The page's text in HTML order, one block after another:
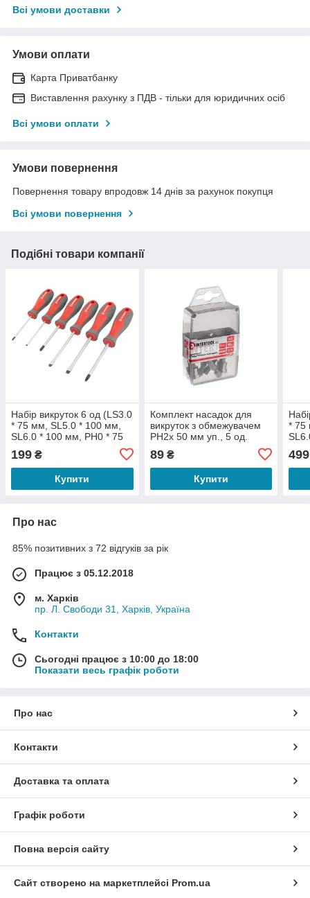
Всі умови доставки
Умови оплати
Карта Приватбанку
Виставлення рахунку з ПДВ - тільки для юридичних осіб
Всі умови оплати
Умови повернення
Повернення товару впродовж 14 днів за рахунок покупця
Всі умови повернення
Подібні товари компанії
Набір викруток 6 од (LS3.0
* 75 мм, SL5.0 * 100 мм,
SL6.0 * 100 мм, PH0 * 75
100 мм)
199 ₴
Купити
Комплект насадок для
викруток з обмежувачем
PH2x 50 мм уп., 5 од.
89₴
Купити
* 75
499
Про нас
85% позитивних з 72 відгуків за рік
Працює з 05.12.2018
м. Харків
пр. Л. Свободи 31, Харків, Україна
Контакти
Сьогодні працює з 10:00 до 18:00
Показати весь графік роботи
Про нас
Контакти
Доставка та оплата
Графік роботи
Повна версія сайту
Сайт створено на маркетплейсі Prom.ua